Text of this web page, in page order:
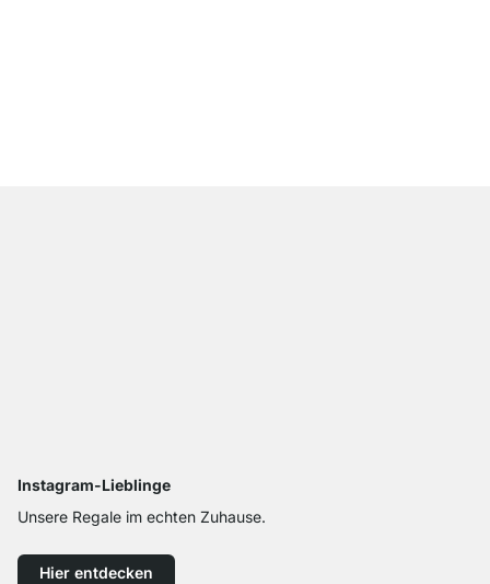
Instagram-Lieblinge
Unsere Regale im echten Zuhause.
Hier entdecken